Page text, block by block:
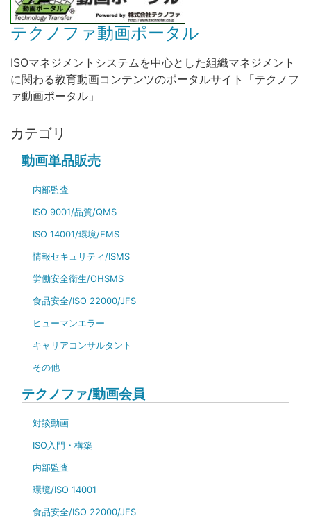
テクノファ動画ポータル
ISOマネジメントシステムを中心とした組織マネジメント
に関わる教育動画コンテンツのポータルサイト「テクノフ
ァ動画ポータル」
カテゴリ
動画単品販売
内部監査
ISO 9001/品質/QMS
ISO 14001/環境/EMS
情報セキュリティ/ISMS
労働安全衛生/OHSMS
食品安全/ISO 22000/JFS
ヒューマンエラー
キャリアコンサルタント
その他
テクノファ/動画会員
対談動画
ISO入門・構築
内部監査
環境/ISO 14001
食品安全/ISO 22000/JFS